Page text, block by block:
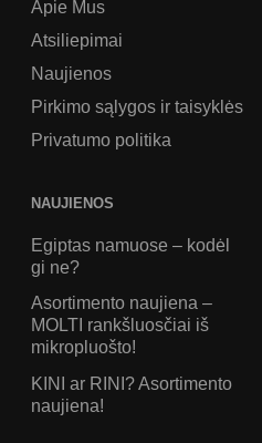
Apie Mus
Atsiliepimai
Naujienos
Pirkimo sąlygos ir taisyklės
Privatumo politika
NAUJIENOS
Egiptas namuose – kodėl
gi ne?
Asortimento naujiena –
MOLTI rankšluosčiai iš
mikropluošto!
KINI ar RINI? Asortimento
naujiena!